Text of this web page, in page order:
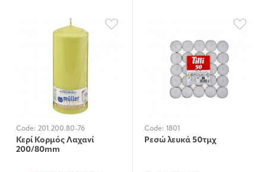
Code: 201.200.80-76
Κερί Κορμός Λαχανί
200/80mm
Code: 1801
Ρεσώ λευκά 50τμχ